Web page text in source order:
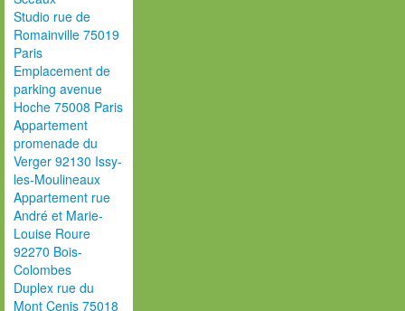
Studio rue de
Romainville 75019
Paris
Emplacement de
parking avenue
Hoche 75008 Paris
Appartement
promenade du
Verger 92130 Issy-
les-Moulineaux
Appartement rue
André et Marie-
Louise Roure
92270 Bois-
Colombes
Duplex rue du
Mont Cenis 75018